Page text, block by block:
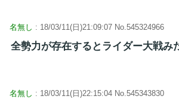
名無し : 18/03/11(日)21:09:07 No.545324966
全勢力が存在するとライダー大戦み
名無し : 18/03/11(日)22:15:04 No.545343830